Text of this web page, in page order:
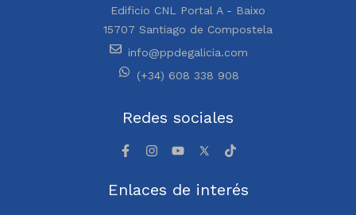
Edificio CNL Portal A - Baixo
15707 Santiago de Compostela
info@ppdegalicia.com
(+34) 608 338 908
Redes sociales
Enlaces de interés